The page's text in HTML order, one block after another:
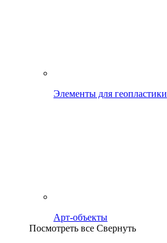
Элементы для геопластики
Арт-объекты
Посмотреть все Свернуть